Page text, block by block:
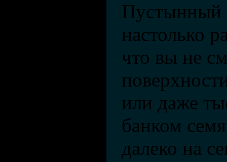
Пустынный
настолько
что вы не
или даже
банком
далеко на